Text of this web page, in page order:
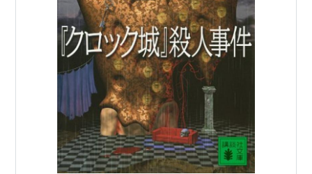
ISBN:4061823094
『ギロチン城』殺人事件』 （講談社ノベルス）
ISBN:4061824163
『少年検閲官』 （東京創元社ミステリフロンティ
ISBN:4488017223
掲載作品
「一九四一年のモーゼル」（ミステリーズ！ extra）
「こころの最後の距離」（ファウストvol.4）